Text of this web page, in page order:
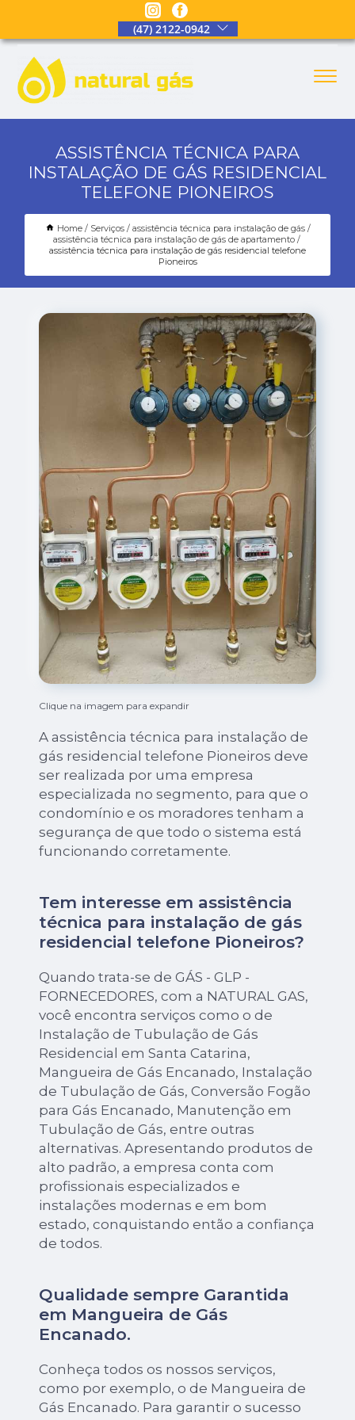
(47) 2122-0942
ASSISTÊNCIA TÉCNICA PARA
INSTALAÇÃO DE GÁS RESIDENCIAL
TELEFONE PIONEIROS
Home Serviços
assistência técnica para instalação de gás
assistência técnica para instalação de gás de apartamento
assistência técnica para instalação de gás residencial telefone
Pioneiros
Clique na imagem para expandir
A assistência técnica para instalação de
gás residencial telefone Pioneiros deve
ser realizada por uma empresa
especializada no segmento, para que o
condomínio e os moradores tenham a
segurança de que todo o sistema está
funcionando corretamente.
Tem interesse em assistência
técnica para instalação de gás
residencial telefone Pioneiros?
Quando trata-se de GÁS - GLP -
FORNECEDORES, com a NATURAL GAS,
você encontra serviços como o de
Instalação de Tubulação de Gás
Residencial em Santa Catarina,
Mangueira de Gás Encanado, Instalação
de Tubulação de Gás, Conversão Fogão
para Gás Encanado, Manutenção em
Tubulação de Gás, entre outras
alternativas. Apresentando produtos de
alto padrão, a empresa conta com
profissionais especializados e
instalações modernas e em bom
estado, conquistando então a confiança
de todos.
Qualidade sempre Garantida
em Mangueira de Gás
Encanado.
Conheça todos os nossos serviços,
como por exemplo, o de Mangueira de
Gás Encanado. Para garantir o sucesso